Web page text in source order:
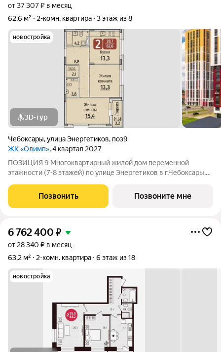
от 37 307 ₽ в месяц
62,6 м²
2-комн. квартира 3 этаж из 8
новостройка
3D-тур
Чебоксары,улица Энергетиков, поз9
ЖК «Олимп», 4 квартал 2027
ПОЗИЦИЯ 9 Многоквартирный жилой дом переменной
этажности (7-8 этажей) по улице Энергетиков в г.Чебоксары,
проекте дома отображены и учтены современные
строительные тенденции: Дом монолитно-каркасный с
Позвонить Позвоните мне
6 762 400 ₽
от 28 340 ₽ в месяц
63,2 м²
2-комн. квартира 6 этаж из 18
новостройка